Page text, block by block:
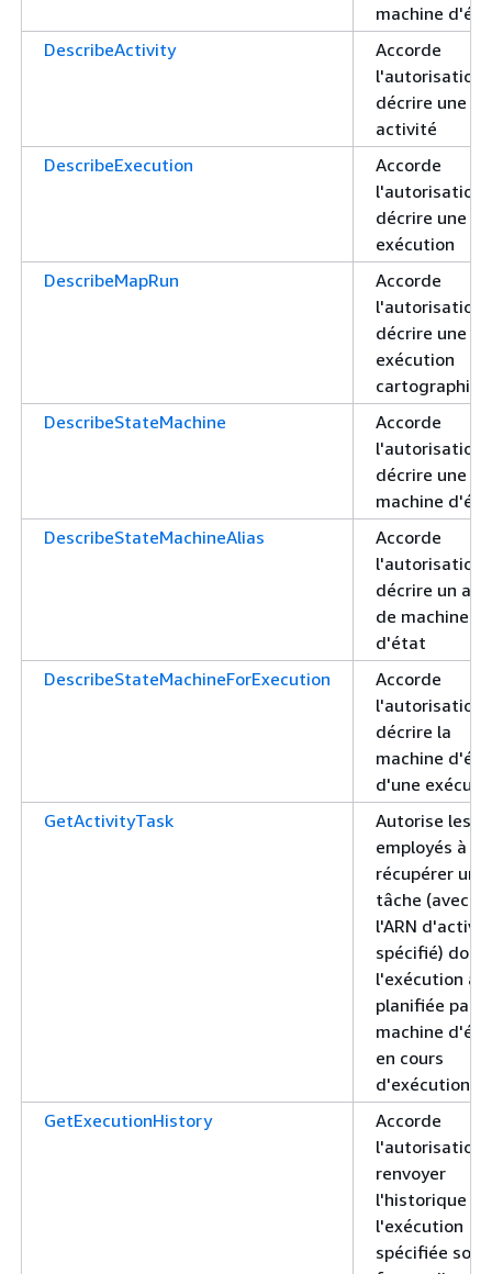
machine
DescribeActivity
Accorde
l'autorisation
décrire une
activité
DescribeExecution
Accorde
l'autorisation
décrire une
exécution
DescribeMapRun
Accorde
l'autorisation
décrire une
exécution
DescribeStateMachine
Accorde
l'autorisation
décrire une
machine
DescribeStateMachineAlias
Accorde
l'autorisation
décrire un
de machine
d'état
DescribeStateMachineForExecution
Accorde
l'autorisation
décrire la
machine
d'une
GetActivityTask
Autorise les
employés à
récupérer une
tâche (avec
l'ARN
spécifié) dont
l'exécution a
planifiée par
machine
en cours
d'exécution
GetExecutionHistory
Accorde
l'autorisation
renvoyer
l'historique de
l'exécution
spécifiée